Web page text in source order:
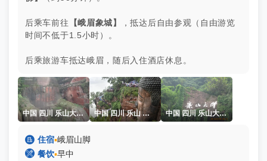
后乘车前往 【峨眉象城】
，抵达后自由参观（自由游览
时间不低于1.5小时）。
后乘旅游车抵达峨眉，随后入住酒店休息。
中国 四川 乐山大佛 邢欢 中国 四川 乐山 乐山大佛 中国 四川 乐山大佛 邢欢
 住宿▪峨眉山脚
 餐饮▪早中